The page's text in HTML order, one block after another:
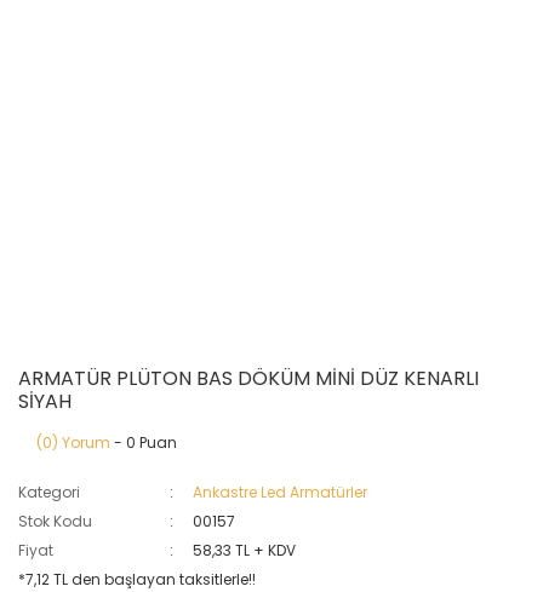
ARMATÜR PLÜTON BAS DÖKÜM MİNİ DÜZ KENARLI
SİYAH
(0) Yorum - 0 Puan
Kategori
Ankastre Led Armatürler
Stok Kodu
00157
Fiyat
58,33 TL + KDV
*7,12 TL den başlayan taksitlerle!!